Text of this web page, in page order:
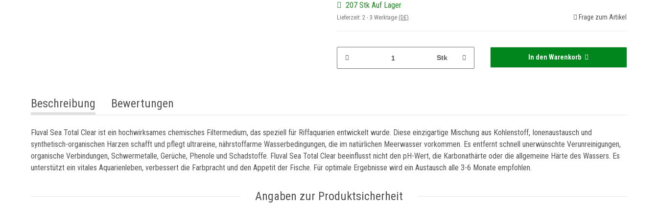
207 Stk Auf Lager
Lieferzeit: 2 - 3 Werktage (DE) Frage zum Artikel
Stk In den Warenkorb
weitere Registerkarten anzeigen
Beschreibung Bewertungen
Fluval Sea Total Clear ist ein hochwirksames chemisches Filtermedium, das speziell für Riffaquarien entwickelt wurde. Diese einzigartige Mischung aus Kohlenstoff, Ionenaustausch und
synthetisch-organischen Harzen schafft und pflegt ultrareine, nährstoffarme Wasserbedingungen, die im natürlichen Meerwasser vorkommen. Es entfernt schnell unerwünschte Verunreinigungen,
organische Verbindungen, Schwermetalle, Gerüche, Phenole und Schadstoffe. Fluval Sea Total Clear beeinflusst nicht den pH-Wert, die Karbonathärte oder die allgemeine Härte des Wassers. Es
unterstützt ein vitales Aquarienleben, verbessert die Farbpracht und den Appetit der Fische. Für optimale Ergebnisse wird ein Austausch alle 3-6 Monate empfohlen.
Angaben zur Produktsicherheit